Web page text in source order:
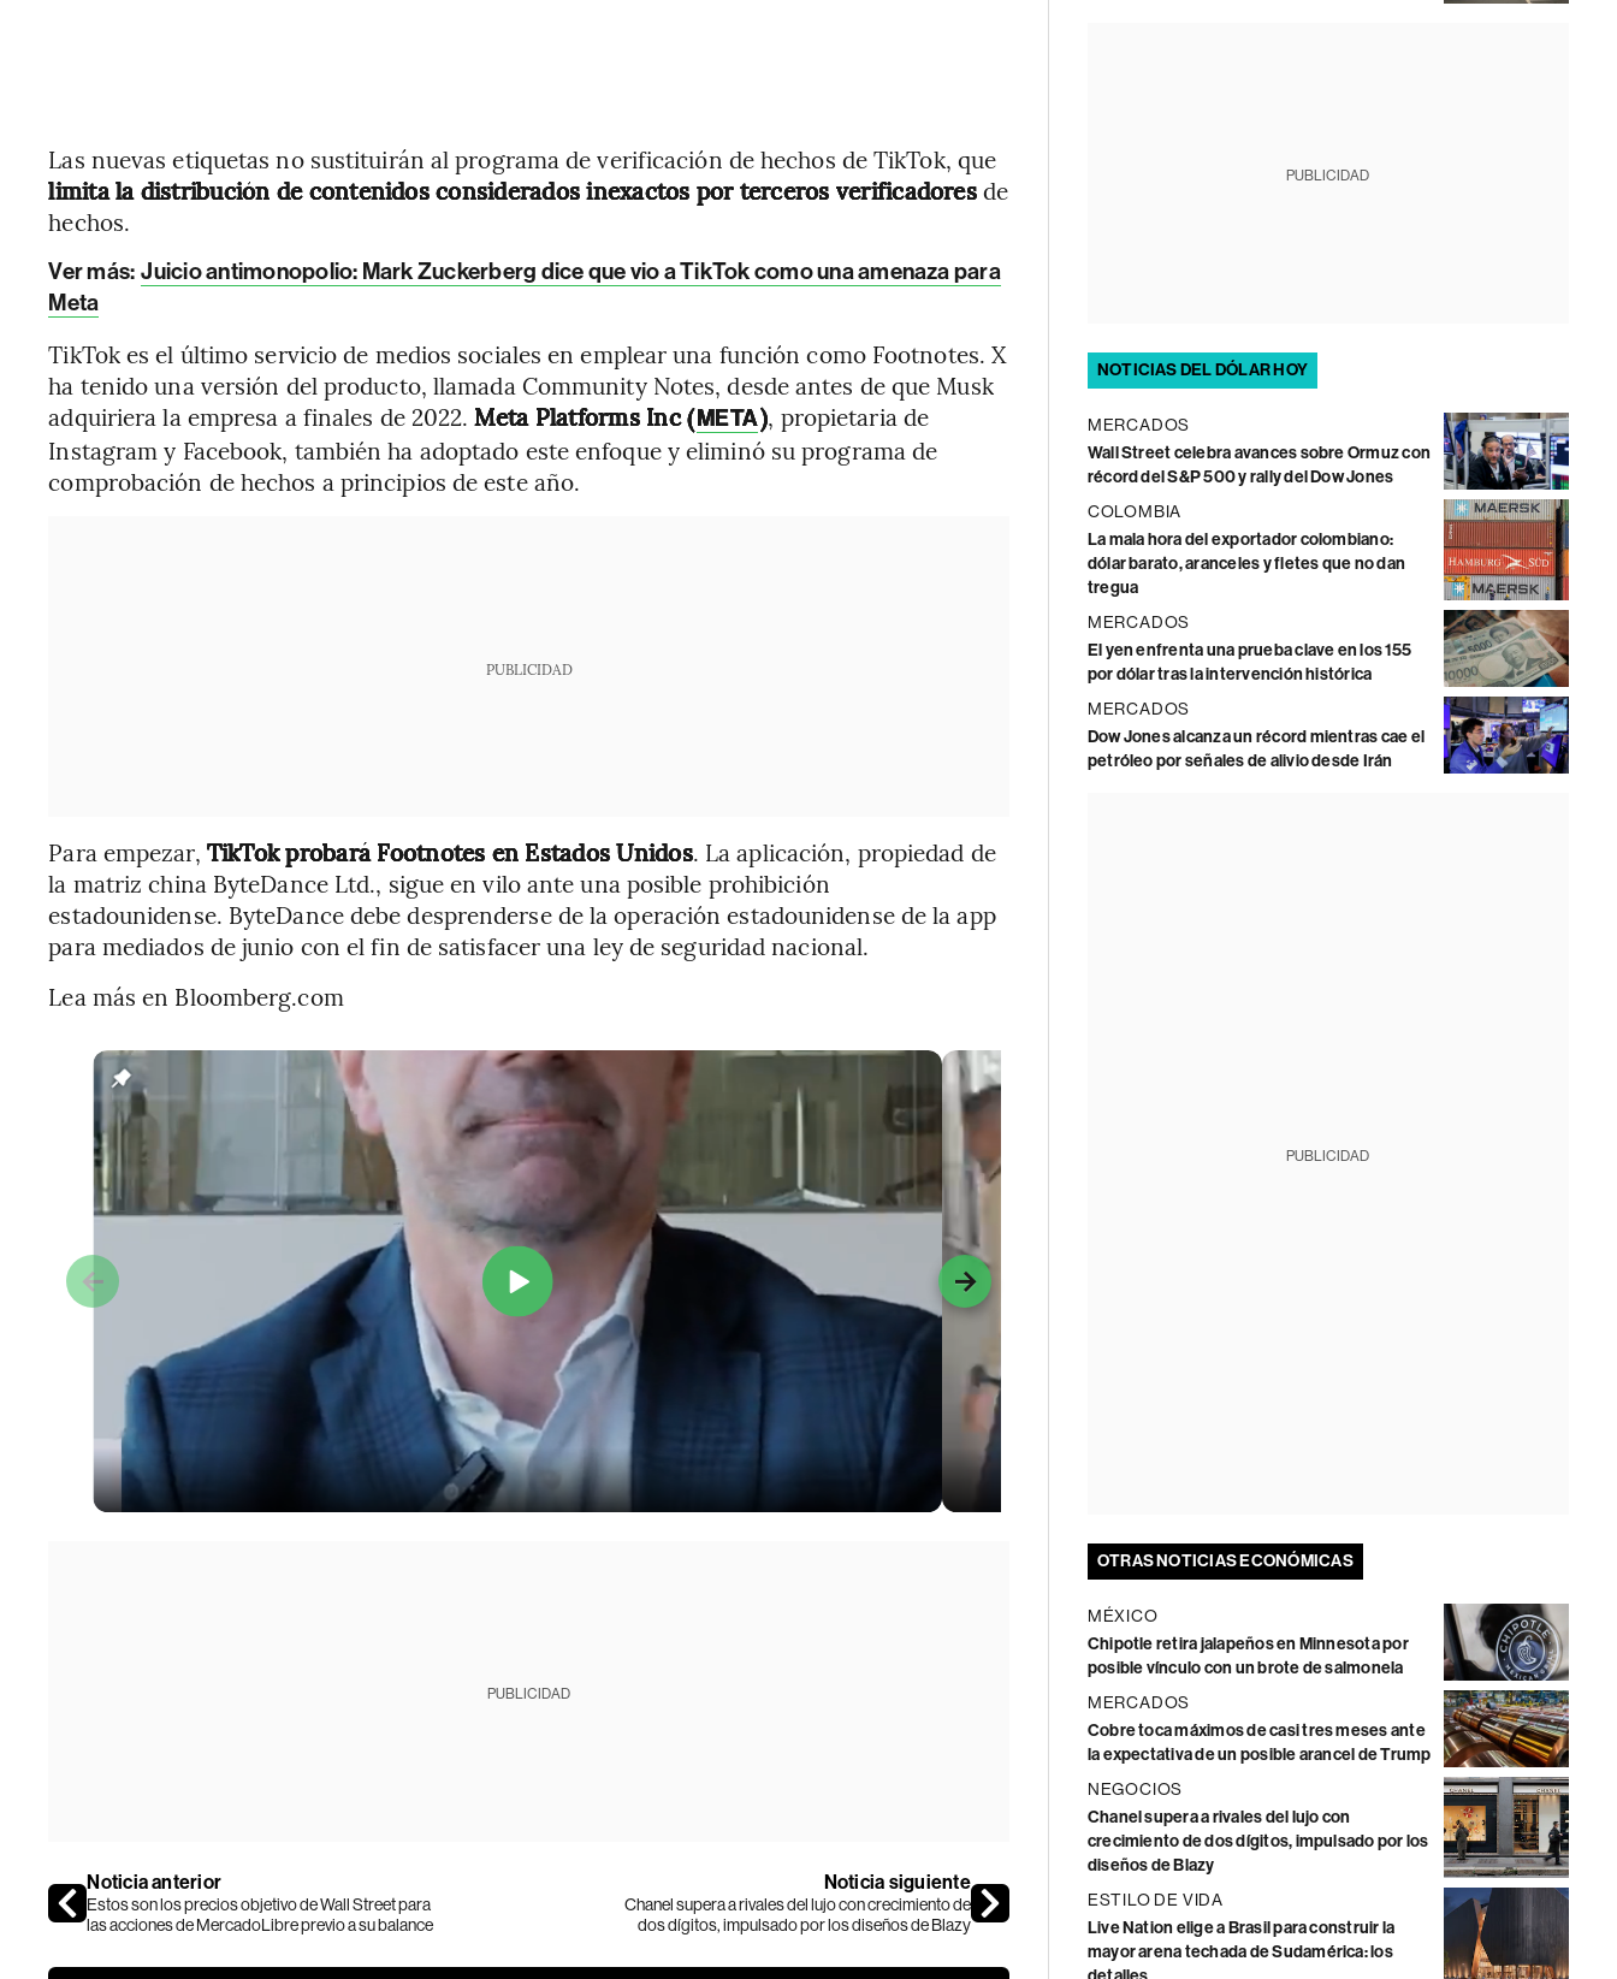
Las nuevas etiquetas no sustituirán al programa de verificación de hechos de TikTok, que
limita la distribución de contenidos considerados inexactos por terceros verificadoresde
hechos.
Ver más: Juicio antimonopolio: Mark Zuckerberg dice que vio a TikTok como una amenaza para
Meta
TikTok es el último servicio de medios sociales en emplear una función como Footnotes. X
ha tenido una versión del producto, llamada Community Notes, desde antes de que Musk
adquiriera la empresa a finales de 2022.Meta Platforms Inc (META), propietaria de
Instagram y Facebook, también ha adoptado este enfoque y eliminó su programa de
comprobación de hechos a principios de este año.
PUBLICIDAD
Para empezar, TikTok probará Footnotes en Estados Unidos. La aplicación, propiedad de
la matriz china ByteDance Ltd., sigue en vilo ante una posible prohibición
estadounidense. ByteDance debe desprenderse de la operación estadounidense de la app
para mediados de junio con el fin de satisfacer una ley de seguridad nacional.
Lea más en Bloomberg.com
PUBLICIDAD
Noticia anterior
Estos son los precios objetivo de Wall Street para
las acciones de MercadoLibre previo a su balance
Noticia siguiente
Chanel supera a rivales del lujo con crecimiento de
dos dígitos, impulsado por los diseños de Blazy
PUBLICIDAD
NOTICIAS DEL DÓLAR HOY
MERCADOS
Wall Street celebra avances sobre Ormuz con
récord del S&P 500 y rally del Dow Jones
COLOMBIA
La mala hora del exportador colombiano:
dólar barato, aranceles y fletes que no dan
tregua
MERCADOS
El yen enfrenta una prueba clave en los 155
por dólar tras la intervención histórica
MERCADOS
Dow Jones alcanza un récord mientras cae el
petróleo por señales de alivio desde Irán
PUBLICIDAD
OTRAS NOTICIAS ECONÓMICAS
MÉXICO
Chipotle retira jalapeños en Minnesota por
posible vínculo con un brote de salmonela
MERCADOS
Cobre toca máximos de casi tres meses ante
la expectativa de un posible arancel de Trump
NEGOCIOS
Chanel supera a rivales del lujo con
crecimiento de dos dígitos, impulsado por los
diseños de Blazy
ESTILO DE VIDA
Live Nation elige a Brasil para construir la
mayor arena techada de Sudamérica: los